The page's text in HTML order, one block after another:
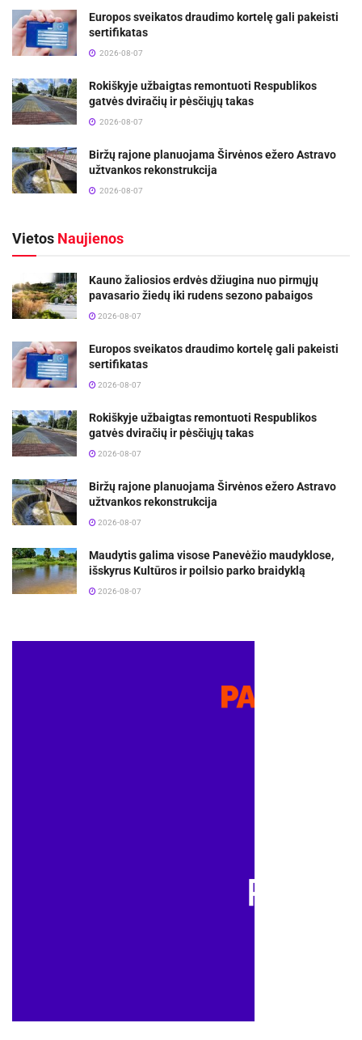
Europos sveikatos draudimo kortelę gali pakeisti
sertifikatas
2026-08-07
Rokiškyje užbaigtas remontuoti Respublikos
gatvės dviračių ir pėsčiųjų takas
2026-08-07
Biržų rajone planuojama Širvėnos ežero Astravo
užtvankos rekonstrukcija
2026-08-07
Vietos Naujienos
Kauno žaliosios erdvės džiugina nuo pirmųjų
pavasario žiedų iki rudens sezono pabaigos
2026-08-07
Europos sveikatos draudimo kortelę gali pakeisti
sertifikatas
2026-08-07
Rokiškyje užbaigtas remontuoti Respublikos
gatvės dviračių ir pėsčiųjų takas
2026-08-07
Biržų rajone planuojama Širvėnos ežero Astravo
užtvankos rekonstrukcija
2026-08-07
Maudytis galima visose Panevėžio maudyklose,
išskyrus Kultūros ir poilsio parko braidyklą
2026-08-07